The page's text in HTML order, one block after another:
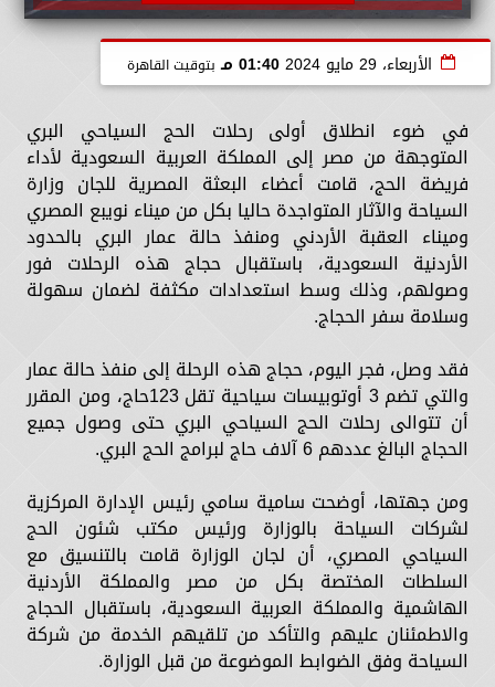
الأربعاء، 29 مايو 2024 01:40 مـ بتوقيت القاهرة
في ضوء انطلاق أولى رحلات الحج السياحي البري
المتوجهة من مصر إلى المملكة العربية السعودية لأداء
فريضة الحج، قامت أعضاء البعثة المصرية للجان وزارة
السياحة والآثار المتواجدة حاليا بكل من ميناء نويبع المصري
وميناء العقبة الأردني ومنفذ حالة عمار البري بالحدود
الأردنية السعودية، باستقبال حجاج هذه الرحلات فور
وصولهم، وذلك وسط استعدادات مكثفة لضمان سهولة
وسلامة سفر الحجاج.
فقد وصل، فجر اليوم، حجاج هذه الرحلة إلى منفذ حالة عمار
والتي تضم 3 أوتوبيسات سياحية تقل 123حاج، ومن المقرر
أن تتوالى رحلات الحج السياحي البري حتى وصول جميع
الحجاج البالغ عددهم 6 آلاف حاج لبرامج الحج البري.
ومن جهتها، أوضحت سامية سامي رئيس الإدارة المركزية
لشركات السياحة بالوزارة ورئيس مكتب شئون الحج
السياحي المصري، أن لجان الوزارة قامت بالتنسيق مع
السلطات المختصة بكل من مصر والمملكة الأردنية
الهاشمية والمملكة العربية السعودية، باستقبال الحجاج
والاطمئنان عليهم والتأكد من تلقيهم الخدمة من شركة
السياحة وفق الضوابط الموضوعة من قبل الوزارة.